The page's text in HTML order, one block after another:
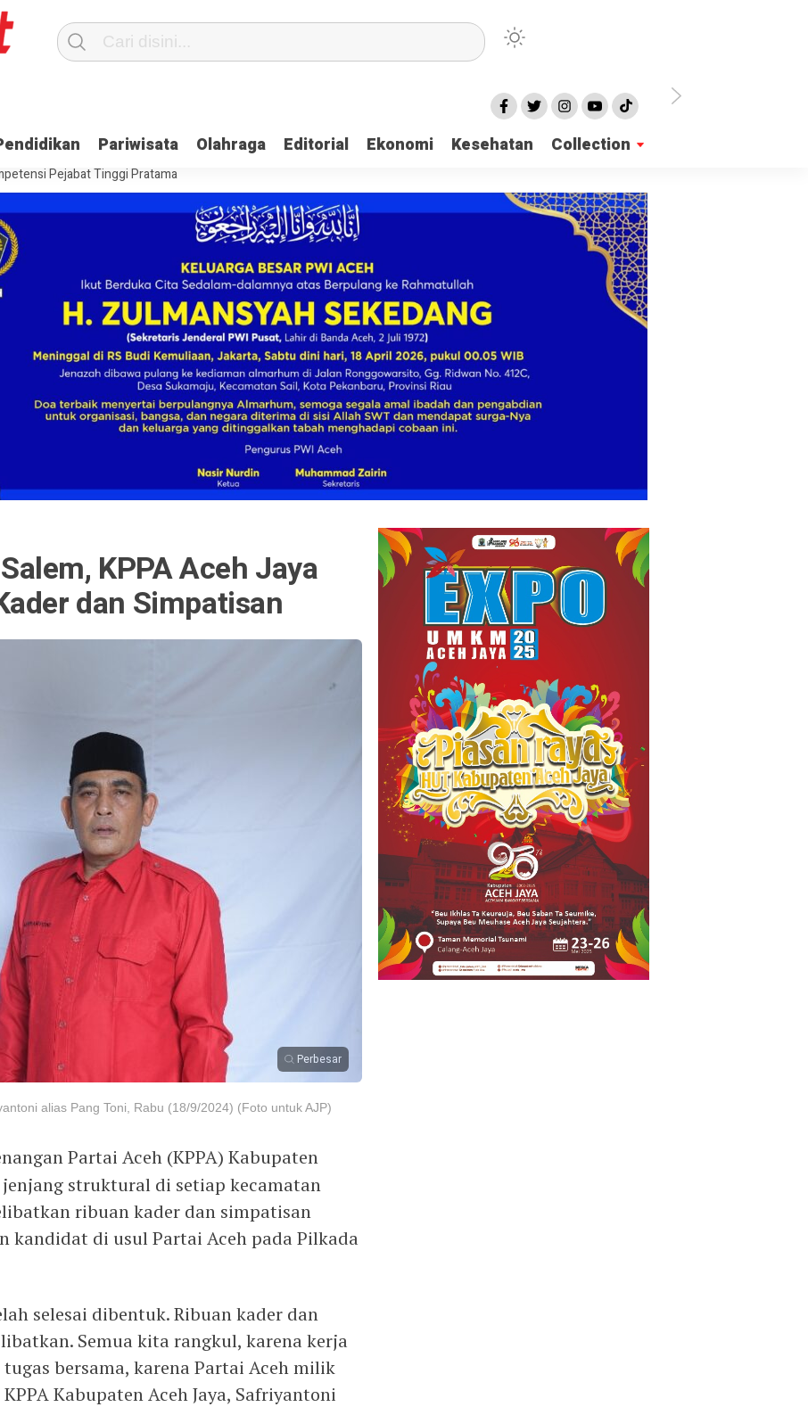
Pariwisata Olahraga Editorial Ekonomi Kesehatan Collection
Terima Gaji
Ulama dan Pj Bupati Aceh Jaya Bahas Penguatan Kemandirian Dayah
Ditangkap, Ini Kasusnya
Saat Proses Sortir, Panwaslih Aceh Jaya Temukan 137 Surat Suara Rusak
Pejabat Tinggi Pratama
KPPA Aceh Jaya
dan Simpatisan
Perbesar
alias Pang Toni, Rabu (18/9/2024) (Foto untuk AJP)
Partai Aceh (KPPA) Kabupaten
struktural di setiap kecamatan
ribuan kader dan simpatisan
kandidat di usul Partai Aceh pada Pilkada
selesai dibentuk. Ribuan kader dan
Semua kita rangkul, karena kerja
bersama, karena Partai Aceh milik
Kabupaten Aceh Jaya, Safriyantoni